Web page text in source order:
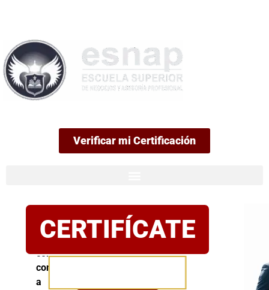
Verificar mi Certificación
oficial
Postula
con
confianza
a
CERTIFÍCATE